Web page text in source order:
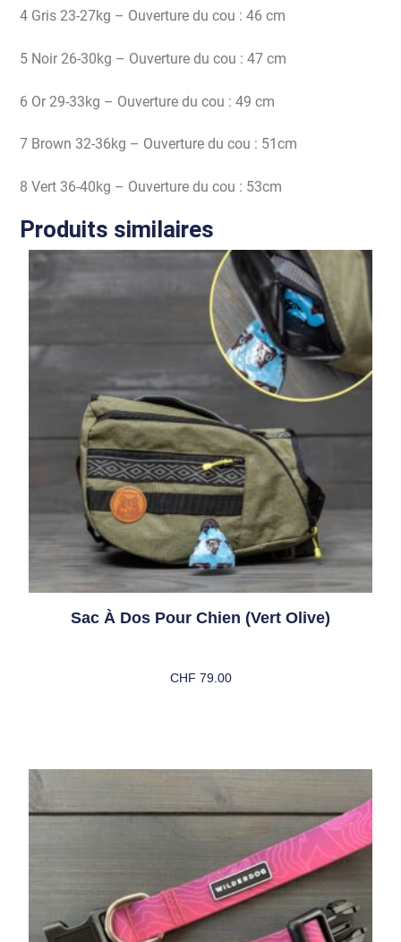
4 Gris 23-27kg – Ouverture du cou : 46 cm
5 Noir 26-30kg – Ouverture du cou : 47 cm
6 Or 29-33kg – Ouverture du cou : 49 cm
7 Brown 32-36kg – Ouverture du cou : 51cm
8 Vert 36-40kg – Ouverture du cou : 53cm
Produits similaires
Sac À Dos Pour Chien (vert Olive)
CHF 79.00